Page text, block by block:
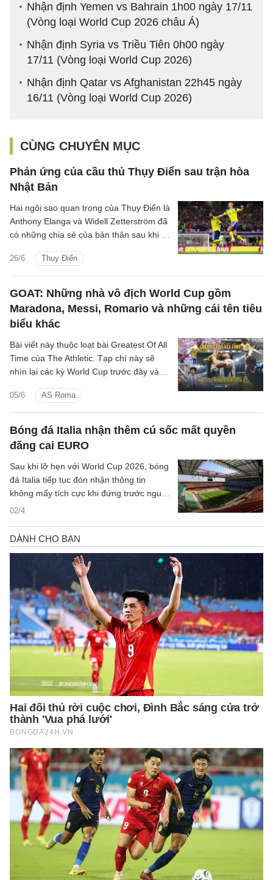
Nhận định Yemen vs Bahrain 1h00 ngày 17/11
(Vòng loại World Cup 2026 châu Á)
Nhận định Syria vs Triều Tiên 0h00 ngày
17/11 (Vòng loại World Cup 2026)
Nhận định Qatar vs Afghanistan 22h45 ngày
16/11 (Vòng loại World Cup 2026)
CÙNG CHUYÊN MỤC
Phản ứng của cầu thủ Thụy Điển sau trận hòa
Nhật Bản
26/6 Thụy Điển
Hai ngôi sao quan trọng của Thụy Điển là
Anthony Elanga và Widell Zetterström đã
có những chia sẻ của bản thân sau khi có
vào vòng knock-out.
GOAT: Những nhà vô địch World Cup gồm
Maradona, Messi, Romario và những cái tên tiêu
biểu khác
05/6 AS Roma
Bài viết này thuộc loạt bài Greatest Of All
Time của The Athletic. Tạp chí này sẽ
nhìn lại các kỳ World Cup trước đây và
trong nhiều hạng mục khác nhau. Phần
một nói về những bàn thắng vĩ đại nhất.
Phần hai nói về những cuộc chia tay
World Cup đáng nhớ nhất.
Bóng đá Italia nhận thêm cú sốc mất quyền
đăng cai EURO
02/4
Sau khi lỡ hẹn với World Cup 2026, bóng
đá Italia tiếp tục đón nhận thông tin
không mấy tích cực khi đứng trước nguy
cơ không thể đồng đăng cai UEFA EURO